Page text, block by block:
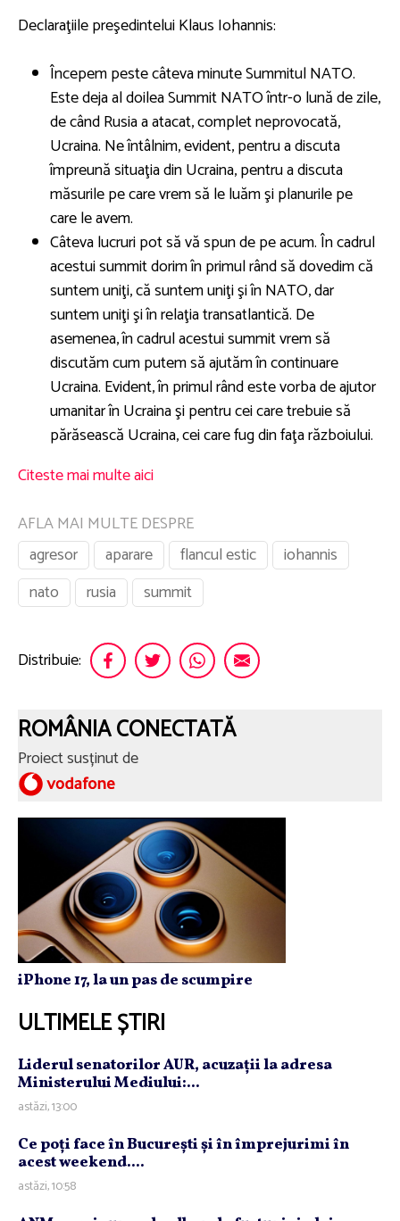
Declaraţiile preşedintelui Klaus Iohannis:
Începem peste câteva minute Summitul NATO.
Este deja al doilea Summit NATO într-o lună de zile,
de când Rusia a atacat, complet neprovocată,
Ucraina. Ne întâlnim, evident, pentru a discuta
împreună situaţia din Ucraina, pentru a discuta
măsurile pe care vrem să le luăm şi planurile pe
care le avem.
Câteva lucruri pot să vă spun de pe acum. În cadrul
acestui summit dorim în primul rând să dovedim că
suntem uniţi, că suntem uniţi şi în NATO, dar
suntem uniţi şi în relaţia transatlantică. De
asemenea, în cadrul acestui summit vrem să
discutăm cum putem să ajutăm în continuare
Ucraina. Evident, în primul rând este vorba de ajutor
umanitar în Ucraina şi pentru cei care trebuie să
părăsească Ucraina, cei care fug din faţa războiului.
Citeste mai multe aici
AFLA MAI MULTE DESPRE
agresor
aparare flancul estic
iohannis
nato
rusia summit
Distribuie:
ROMÂNIA CONECTATĂ
Proiect susținut de
iPhone 17, la un pas de scumpire
ULTIMELE ȘTIRI
Liderul senatorilor AUR, acuzaţii la adresa
Ministerului Mediului:...
astăzi, 13:00
Ce poţi face în Bucureşti şi în împrejurimi în
acest weekend....
astăzi, 10:58